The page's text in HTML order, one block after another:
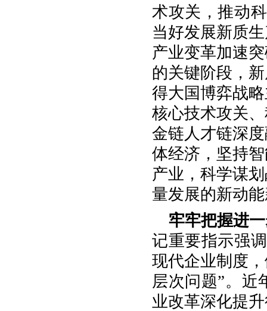
术攻关，推动
当好发展新质
产业变革加速
的关键阶段，
得大国博弈战
核心技术攻关
金链人才链深
体经济，坚持
产业，科学谋
量发展的新动
牢牢把握进
记重要指示强
现代企业制度
层次问题”。近
业改革深化提